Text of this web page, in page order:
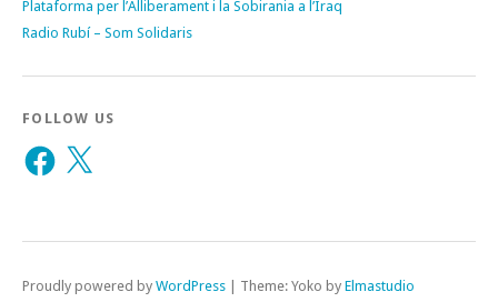
Plataforma per l’Alliberament i la Sobirania a l’Iraq
Radio Rubí – Som Solidaris
FOLLOW US
Facebook
X
Proudly powered by WordPress Theme: Yoko by Elmastudio